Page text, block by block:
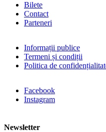
Bilete
Contact
Parteneri
Informații publice
Termeni și condiții
Politica de
Facebook
Instagram
Newsletter